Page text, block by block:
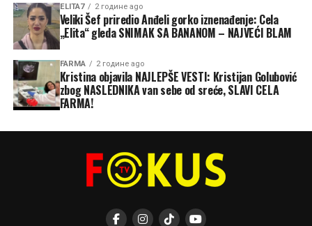
ELITA7 2 године ago
Veliki Šef priredio Anđeli gorko iznenađenje: Cela
„Elita“ gleda SNIMAK SA BANANOM – NAJVEĆI BLAM
FARMA 2 године ago
Kristina objavila NAJLEPŠE VESTI: Kristijan Golubović
zbog NASLEDNIKA van sebe od sreće, SLAVI CELA
FARMA!